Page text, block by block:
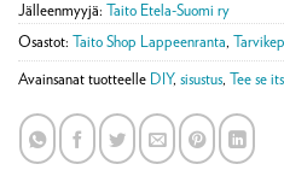
Jälleenmyyjä: Taito Etela-Suomi ry
Osastot: Taito Shop Lappeenranta,
Avainsanat tuotteelle DIY, sisustus, Tee se